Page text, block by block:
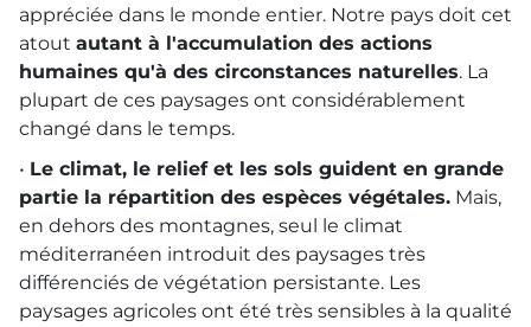
appréciée dans le monde entier. Notre pays doit cet
atout autant à l'accumulation des actions
humaines qu'à des circonstances naturelles. La
plupart de ces paysages ont considérablement
changé dans le temps.
• Le climat, le relief et les sols guident en grande
partie la répartition des espèces végétales. Mais,
en dehors des montagnes, seul le climat
méditerranéen introduit des paysages très
différenciés de végétation persistante. Les
paysages agricoles ont été très sensibles à la qualité